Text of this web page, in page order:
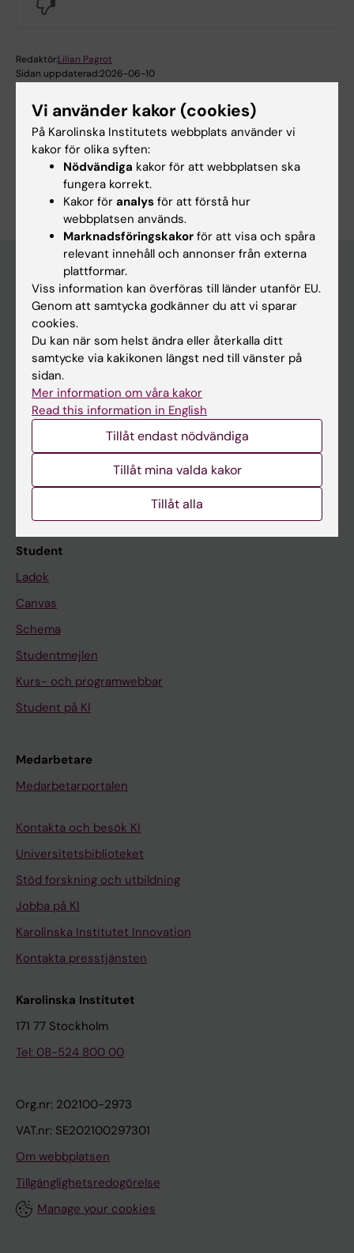
Redaktör:Lilian Pagrot
Sidan uppdaterad:2026-06-10
Dela
Huvudmeny
Utbildning
Forskarutbildning
Forskning
Om KI
På gång
Nyheter
Student
Ladok
Canvas
Schema
Studentmejlen
Kurs- och programwebbar
Student på KI
Medarbetare
Medarbetarportalen
Kontakta och besök KI
Universitetsbiblioteket
Stöd forskning och utbildning
Jobba på KI
Karolinska Institutet Innovation
Kontakta presstjänsten
Karolinska Institutet
171 77 Stockholm
Tel: 08-524 800 00
Org.nr: 202100-2973
VAT.nr: SE202100297301
Om webbplatsen
Tillgänglighetsredogörelse
Manage your cookies
Vi använder kakor (cookies)
På Karolinska Institutets webbplats använder vi
kakor för olika syften:
Nödvändiga kakor för att webbplatsen ska
fungera korrekt.
Kakor för analys för att förstå hur
webbplatsen används.
Marknadsföringskakor för att visa och spåra
relevant innehåll och annonser från externa
plattformar.
Viss information kan överföras till länder utanför EU.
Genom att samtycka godkänner du att vi sparar
cookies.
Du kan när som helst ändra eller återkalla ditt
samtycke via kakikonen längst ned till vänster på
sidan.
Mer information om våra kakor
Read this information in English
Tillåt endast nödvändiga
Tillåt mina valda kakor
Tillåt alla